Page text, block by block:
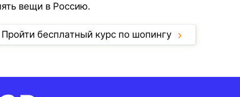
вещи в Россию.
Пройти бесплатный курс по шопингу